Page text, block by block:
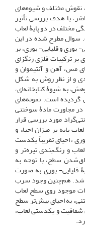
نقوش مختلف و شیوه‌های
با هدف بررسی تأثیر
مختلف در دو پایۀ لعاب
سوال مطرح شده در این
و قلیایی- بوری، بر
بر ترکیبات فلزی رنگزای
مس، آهن و آنتیموان و
و از نظر روش به شکل
به شیوۀ کتابخانه‌ای،
گردیده است. نمونه‌های
در مجاورت مادۀ سوختنی
در دمای 650 درجۀ سانتی‌گراد مورد بررسی قرار
پایه بر میزان احیاء و
، احیای تقریباً یکدست
و رنگ‌بندی تیره‌تر و
سطح، با توجه به
قلیایی- بوری به‌ صورت
شد. هم‌چنین وجود سرب
موجود روی سطح لعاب‌
به احیای بیش‌تر سطح
و یکدستی لعاب،